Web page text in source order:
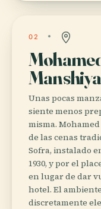
02
Manshiya
Unas pocas
siente menos
misma.
de las cenas
Sofra, instalado
1930, y por el
en lugar de dar
hotel. El
discretamente